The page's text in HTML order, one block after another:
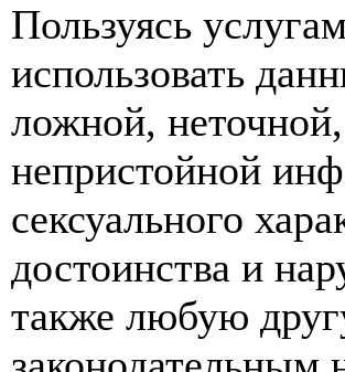
Пользуясь
использовать
ложной,
непристойной
сексуального
достоинства и
также любую